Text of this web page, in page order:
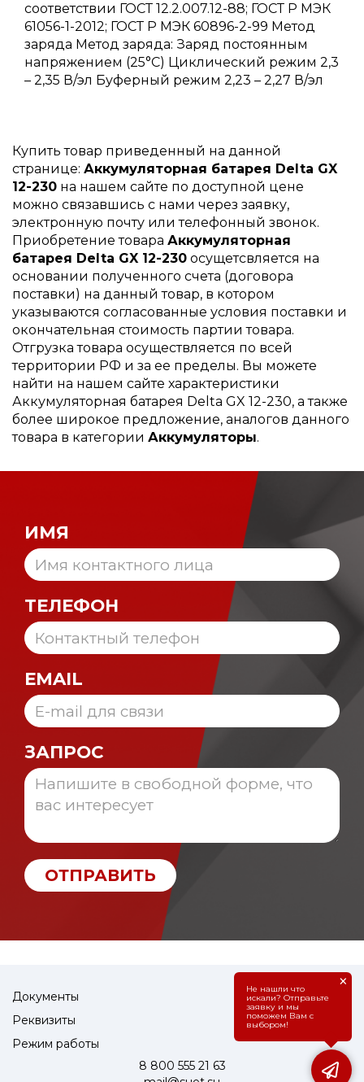
соответствии ГОСТ 12.2.007.12-88; ГОСТ Р МЭК
61056-1-2012; ГОСТ Р МЭК 60896-2-99 Метод
заряда Метод заряда: Заряд постоянным
напряжением (25°С) Циклический режим 2,3
– 2,35 В/эл Буферный режим 2,23 – 2,27 В/эл
Купить товар приведенный на данной
странице: Аккумуляторная батарея Delta GX
12-230 на нашем сайте по доступной цене
можно связавшись с нами через заявку,
электронную почту или телефонный звонок.
Приобретение товара Аккумуляторная
батарея Delta GX 12-230 осущетсвляется на
основании полученного счета (договора
поставки) на данный товар, в котором
указываются согласованные условия поставки и
окончательная стоимость партии товара.
Отгрузка товара осуществляется по всей
территории РФ и за ее пределы. Вы можете
найти на нашем сайте характеристики
Аккумуляторная батарея Delta GX 12-230, а также
более широкое предложение, аналогов данного
товара в категории Аккумуляторы.
ИМЯ
ТЕЛЕФОН
EMAIL
ЗАПРОС
ОТПРАВИТЬ
Документы
Реквизиты
Режим работы
8 800 555 21 63
Не нашли что
искали? Отправьте
заявку и мы
поможем Вам с
выбором!
×